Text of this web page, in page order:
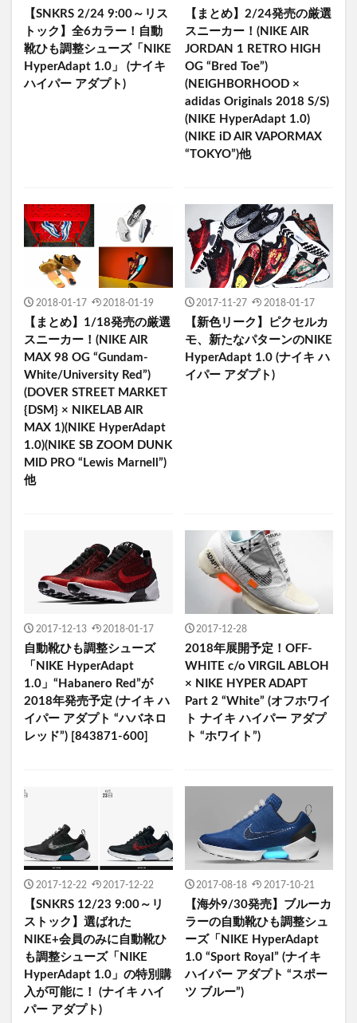
【SNKRS 2/24 9:00～リス
トック】全6カラー！自動
靴ひも調整シューズ「NIKE
HyperAdapt 1.0」 (ナイキ
ハイパー アダプト)
【まとめ】2/24発売の厳選
スニーカー！(NIKE AIR
JORDAN 1 RETRO HIGH
OG “Bred Toe”)
(NEIGHBORHOOD ×
adidas Originals 2018 S/S)
(NIKE HyperAdapt 1.0)
(NIKE iD AIR VAPORMAX
“TOKYO”)他
2018-01-17 2018-01-19
【まとめ】1/18発売の厳選
スニーカー！(NIKE AIR
MAX 98 OG “Gundam-
White/University Red”)
(DOVER STREET MARKET
{DSM} × NIKELAB AIR
MAX 1)(NIKE HyperAdapt
1.0)(NIKE SB ZOOM DUNK
MID PRO “Lewis Marnell”)
他
2017-11-27 2018-01-17
【新色リーク】ピクセルカ
モ、新たなパターンのNIKE
HyperAdapt 1.0 (ナイキ ハ
イパー アダプト)
2017-12-13 2018-01-17
自動靴ひも調整シューズ
「NIKE HyperAdapt
1.0」“Habanero Red”が
2018年発売予定 (ナイキ ハ
イパー アダプト “ハバネロ
レッド”) [843871-600]
2017-12-28
2018年展開予定！OFF-
WHITE c/o VIRGIL ABLOH
× NIKE HYPER ADAPT
Part 2 “White” (オフホワイ
ト ナイキ ハイパー アダプ
ト “ホワイト”)
2017-12-22 2017-12-22
【SNKRS 12/23 9:00～リ
ストック】選ばれた
NIKE+会員のみに自動靴ひ
も調整シューズ「NIKE
HyperAdapt 1.0」の特別購
入が可能に！ (ナイキ ハイ
パー アダプト)
2017-08-18 2017-10-21
【海外9/30発売】ブルーカ
ラーの自動靴ひも調整シュ
ーズ「NIKE HyperAdapt
1.0 “Sport Royal” (ナイキ
ハイパー アダプト “スポー
ツ ブルー”)